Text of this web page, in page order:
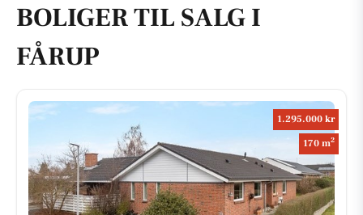
BOLIGER TIL SALG I
FÅRUP
1.295.000 kr
170 m2